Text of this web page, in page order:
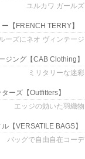
ユルカワ ガールズ
ー 【FRENCH TERRY】
ーズにネオ ヴィンテージ
ジング 【CAB Clothing】
ミリタリーな迷彩
ターズ 【Outfitters】
エッジの効いた羽織物
ル 【VERSATILE BAGS】
バッグで自由自在コーデ